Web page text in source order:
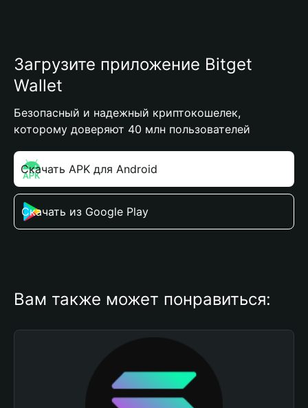
Загрузите приложение Bitget
Wallet
Безопасный и надежный криптокошелек,
которому доверяют 40 млн пользователей
Скачать APK для Android
Скачать из Google Play
Вам также может понравиться: